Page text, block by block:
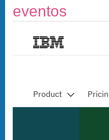
eventos